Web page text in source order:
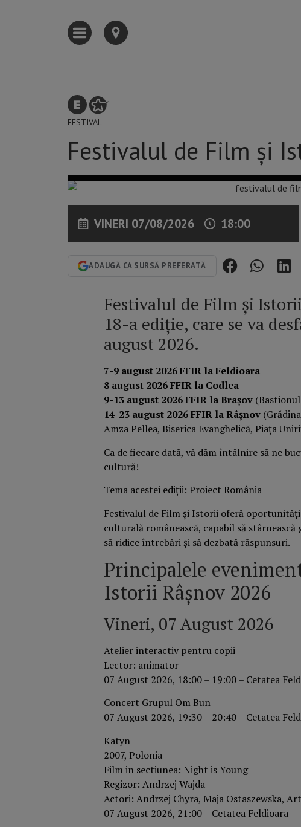
FESTIVAL
Festivalul de Film şi
VINERI 07/08/2026 18:00
ADAUGĂ CA SURSĂ PREFERATĂ
Festivalul de Film şi
18-a ediție, care se va
august 2026.
7-9 august 2026 FFIR la Feldioara
8 august 2026 FFIR la Codlea
9-13 august 2026 FFIR la Brașov
14-23 august 2026 FFIR la Râșnov
Amza Pellea, Biserica Evanghelică, Piața
Ca de fiecare dată, vă dăm întâlnire să ne
cultură!
Tema acestei ediții: Proiect România
Festivalul de Film și Istorii oferă
culturală românească, capabil să
să ridice întrebări și să dezbată răspunsuri.
Principalele
Istorii Râşnov 2026
Vineri, 07 August 2026
Atelier interactiv pentru copii
Lector: animator
07 August 2026, 18:00 – 19:00 – Cetatea
Concert Grupul Om Bun
07 August 2026, 19:30 – 20:40 – Cetatea
Katyn
2007, Polonia
Film in sectiunea: Night is Young
Regizor: Andrzej Wajda
Actori: Andrzej Chyra, Maja Ostaszewska,
07 August 2026, 21:00 – Cetatea Feldioara